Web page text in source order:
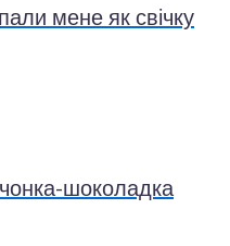
мене як свічку
шоколадка